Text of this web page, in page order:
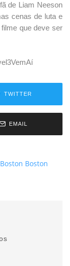
de Liam Neeson
cenas de luta e
que deve ser
TWITTER
EMAIL
Boston